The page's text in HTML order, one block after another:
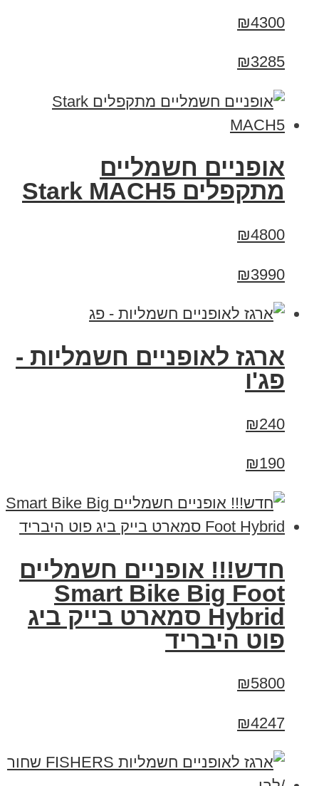
₪4300
₪3285
‏אופניים חשמליים
‏מתקפלים Stark MACH5
₪4800
₪3990
ארגז לאופניים חשמליות -
פג'ו
₪240
₪190
חדש!!! אופניים חשמליים
Smart Bike Big Foot
Hybrid סמארט בייק ביג
פוט היבריד
₪5800
₪4247